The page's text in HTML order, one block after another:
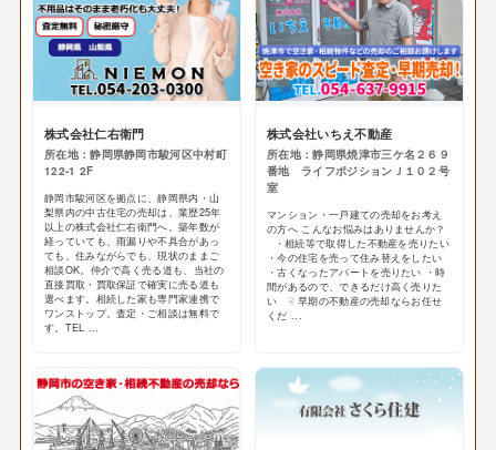
株式会社仁右衛門
所在地：静岡県静岡市駿河区中村町
122-1 2F
静岡市駿河区を拠点に、静岡県内・山
梨県内の中古住宅の売却は、業歴25年
以上の株式会社仁右衛門へ。築年数が
経っていても、雨漏りや不具合があっ
ても、住みながらでも、現状のままご
相談OK。仲介で高く売る道も、当社の
直接買取・買取保証で確実に売る道も
選べます。相続した家も専門家連携で
ワンストップ。査定・ご相談は無料で
す。TEL ...
株式会社いちえ不動産
所在地：静岡県焼津市三ケ名２６９
番地 ライフポジションＪ１０２号
室
マンション・一戸建ての売却をお考え
の方へ こんなお悩みはありませんか？
・相続等で取得した不動産を売りたい
・今の住宅を売って住み替えをしたい
・古くなったアパートを売りたい ・時
間があるので、できるだけ高く売りた
い ☟ 早期の不動産の売却ならお任せ
くだ ...